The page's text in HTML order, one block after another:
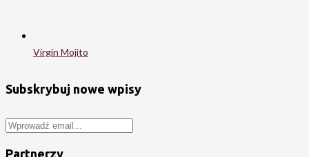
Virgin Mojito
Subskrybuj nowe wpisy
Partnerzy